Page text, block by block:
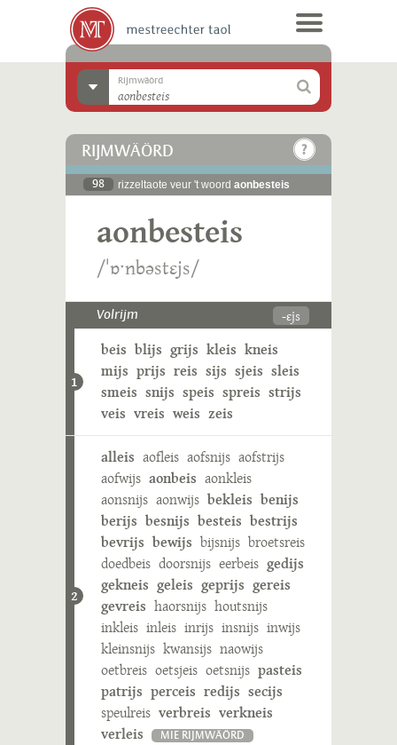
Rijmwäörd
RIJMWÄÖRD
98 rizzeltaote veur 't woord aonbesteis
aonbesteis
/ˈɒˑnbəstɛjs/
Volrijm -ɛjs
1
beis blijs grijs kleis kneis
mijs prijs reis sijs sjeis sleis
smeis snijs speis spreis strijs
veis vreis weis zeis
2
alleis aofleis aofsnijs aofstrijs
aofwijs aonbeis aonkleis
aonsnijs aonwijs bekleis benijs
berijs besnijs besteis bestrijs
bevrijs bewijs bijsnijs broetsreis
doedbeis doorsnijs eerbeis gedijs
gekneis geleis geprijs gereis
gevreis haorsnijs houtsnijs
inkleis inleis inrijs insnijs inwijs
kleinsnijs kwansijs naowijs
oetbreis oetsjeis oetsnijs pasteis
patrijs perceis redijs secijs
speulreis verbreis verkneis
verleis
MIE RIJMWÄÖRD